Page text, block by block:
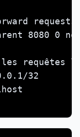
requests
8080 0
requêtes
32